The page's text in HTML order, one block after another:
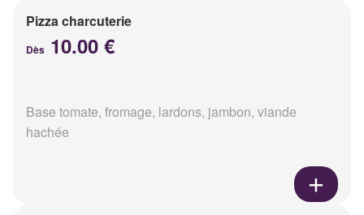
Pizza charcuterie
Dès 10.00 €
Base tomate, fromage, lardons, jambon, viande
hachée